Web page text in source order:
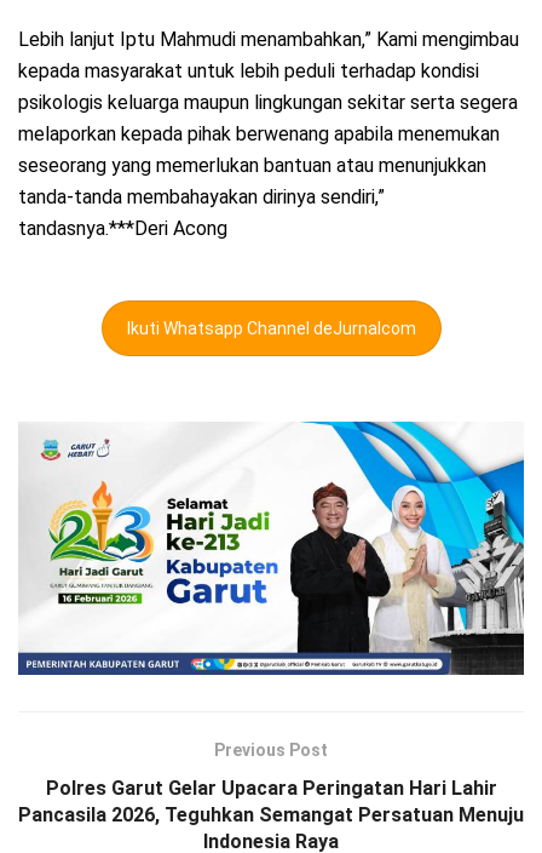
Lebih lanjut Iptu Mahmudi menambahkan,” Kami mengimbau
kepada masyarakat untuk lebih peduli terhadap kondisi
psikologis keluarga maupun lingkungan sekitar serta segera
melaporkan kepada pihak berwenang apabila menemukan
seseorang yang memerlukan bantuan atau menunjukkan
tanda-tanda membahayakan dirinya sendiri,”
tandasnya.***Deri Acong
Ikuti Whatsapp Channel deJurnalcom
Previous Post
Polres Garut Gelar Upacara Peringatan Hari Lahir
Pancasila 2026, Teguhkan Semangat Persatuan Menuju
Indonesia Raya